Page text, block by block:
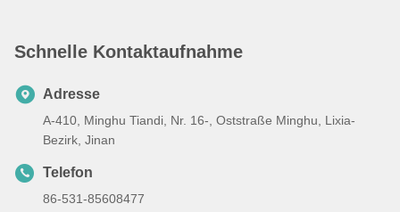
Schnelle Kontaktaufnahme
Adresse
A-410, Minghu Tiandi, Nr. 16-, Oststraße Minghu, Lixia-
Bezirk, Jinan
Telefon
86-531-85608477